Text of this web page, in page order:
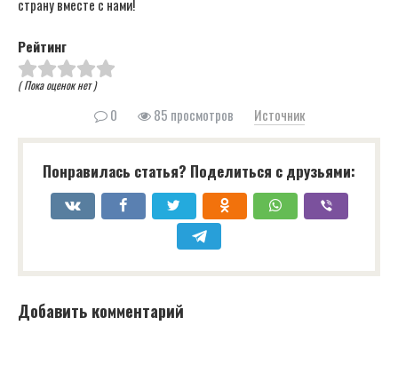
страну вместе с нами!
Рейтинг
( Пока оценок нет )
0 85 просмотров Источник
Понравилась статья? Поделиться с друзьями:
Добавить комментарий